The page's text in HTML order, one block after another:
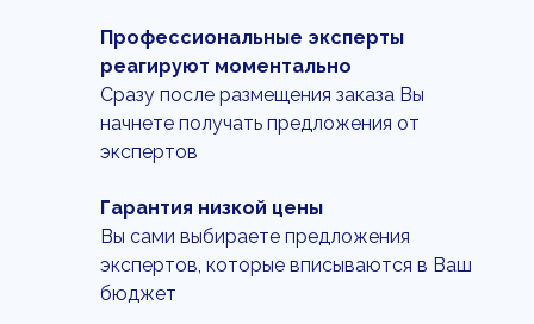
Профессиональные эксперты
реагируют моментально
Сразу после размещения заказа Вы
начнете получать предложения от
экспертов
Гарантия низкой цены
Вы сами выбираете предложения
экспертов, которые вписываются в Ваш
бюджет